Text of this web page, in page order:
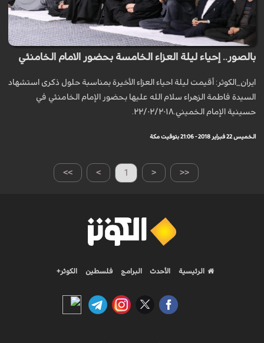
بالصور.. إحياء ليلة العزاء الخامسة بحضور الامام الخامنئي
ايران_الكوثر: أقيمت ليلة احياء العزاء الأخيرة بمناسبة حلول ذكرى استشهاد
السيدة فاطمة الزهراء سلام الله عليها بحضور الإمام الخامنئي في
حسينية الإمام الخميني.٢٢/٠٢/٢٠١٨.
الخميس 22 فبراير 2018 - 21:06 بتوقيت مكة
>> > 1 < <<
الرئيسية الأحدث البرامج فلسطين الكوثر+